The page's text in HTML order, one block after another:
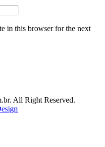
in this browser for the next
All Right Reserved.